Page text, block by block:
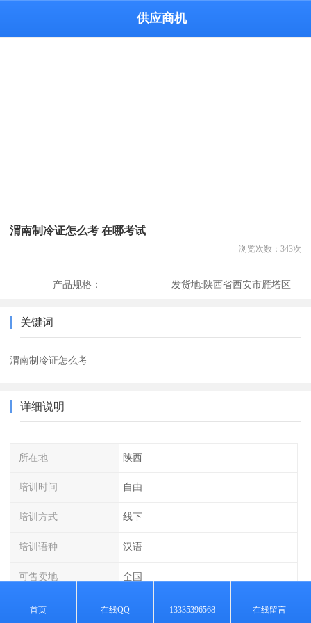
供应商机
渭南制冷证怎么考 在哪考试
浏览次数： 343次
产品规格： 发货地:陕西省西安市雁塔区
关键词
渭南制冷证怎么考
详细说明
所在地 陕西
培训时间 自由
培训方式 线下
培训语种 汉语
可售卖地 全国
颁发：参加深圳市安全生产监督管理局组织的统一考试、合格者颁
首页 在线QQ 13335396568 在线留言